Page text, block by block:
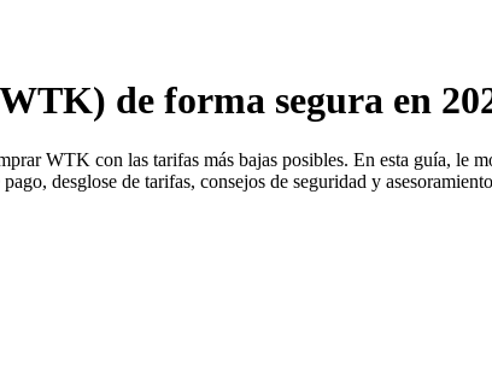
de forma segura en
WTK con las tarifas más bajas posibles. En esta guía, le
desglose de tarifas, consejos de seguridad y